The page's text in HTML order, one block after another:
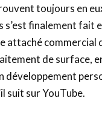
toujours en
s’est finalement fait
attaché commercial
de surface,
développement
suit sur YouTube.